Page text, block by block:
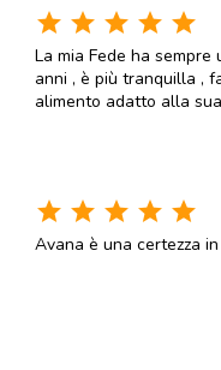
star star star star star
La mia Fede ha
anni , è più tranquilla ,
alimento adatto alla
star star star star star
Avana è una certezza